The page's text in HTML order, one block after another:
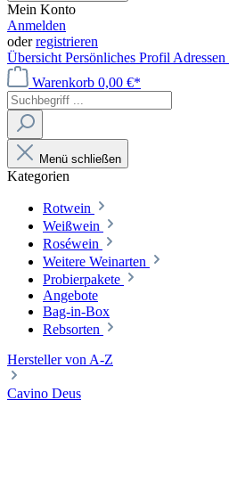
Mein Konto
Anmelden
oderregistrieren
Übersicht Persönliches Profil Adressen
Warenkorb 0,00 €*
Menü schließen
Kategorien
Rotwein
Weißwein
Roséwein
Weitere Weinarten
Probierpakete
Angebote
Bag-in-Box
Rebsorten
Hersteller von A-Z
Cavino Deus